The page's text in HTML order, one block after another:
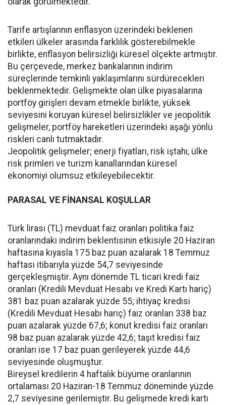
Tarife artışlarının enflasyon üzerindeki beklenen
etkileri ülkeler arasında farklılık gösterebilmekle
birlikte, enflasyon belirsizliği küresel ölçekte artmıştır.
Bu çerçevede, merkez bankalarının indirim
süreçlerinde temkinli yaklaşımlarını sürdürecekleri
beklenmektedir. Gelişmekte olan ülke piyasalarına
portföy girişleri devam etmekle birlikte, yüksek
seviyesini koruyan küresel belirsizlikler ve jeopolitik
gelişmeler, portföy hareketleri üzerindeki aşağı yönlü
riskleri canlı tutmaktadır.
Jeopolitik gelişmeler; enerji fiyatları, risk iştahı, ülke
risk primleri ve turizm kanallarından küresel
ekonomiyi olumsuz etkileyebilecektir.
PARASAL VE FİNANSAL KOŞULLAR
Türk lirası (TL) mevduat faiz oranları politika faiz
oranlarındaki indirim beklentisinin etkisiyle 20 Haziran
haftasına kıyasla 175 baz puan azalarak 18 Temmuz
haftası itibarıyla yüzde 54,7 seviyesinde
gerçekleşmiştir. Aynı dönemde TL ticari kredi faiz
oranları (Kredili Mevduat Hesabı ve Kredi Kartı hariç)
381 baz puan azalarak yüzde 55; ihtiyaç kredisi
(Kredili Mevduat Hesabı hariç) faiz oranları 338 baz
puan azalarak yüzde 67,6; konut kredisi faiz oranları
98 baz puan azalarak yüzde 42,6; taşıt kredisi faiz
oranları ise 17 baz puan gerileyerek yüzde 44,6
seviyesinde oluşmuştur.
Bireysel kredilerin 4 haftalık büyüme oranlarının
ortalaması 20 Haziran-18 Temmuz döneminde yüzde
2,7 seviyesine gerilemiştir. Bu gelişmede kredi kartı